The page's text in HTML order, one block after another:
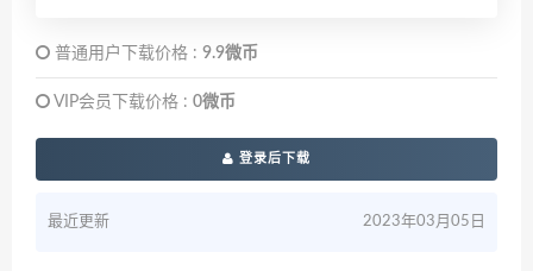
普通用户下载价格 : 9.9微币
VIP会员下载价格 : 0微币
登录后下载
最近更新 2023年03月05日